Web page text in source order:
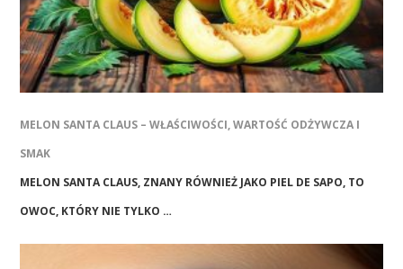
MELON SANTA CLAUS – WŁAŚCIWOŚCI, WARTOŚĆ ODŻYWCZA I
SMAK
MELON SANTA CLAUS, ZNANY RÓWNIEŻ JAKO PIEL DE SAPO, TO
OWOC, KTÓRY NIE TYLKO …